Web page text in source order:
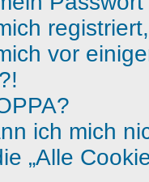
vor
ich mich
„Alle